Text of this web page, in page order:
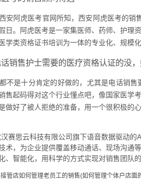
安阿虎医考官网所知，西安阿虎医考的
日。阿虎医考是一家集医师、药师、护理
学类资格证书培训为一体的专业化、规模
销售护士需要的医疗资格认证的没
不是十分肯定的好做的，尤其是电话销
售起码得对这个行业懂点吧，像国家医学
做好了被人拒绝的准备，用一个很积极的
赛思云科技有限公司旗下语音数据驱动
术，为企业提供覆盖移动通话、现场沟通
、智能化，用科学的方式实现对销售团队
管店如何管理老员工的销售(如何管理个体户店面